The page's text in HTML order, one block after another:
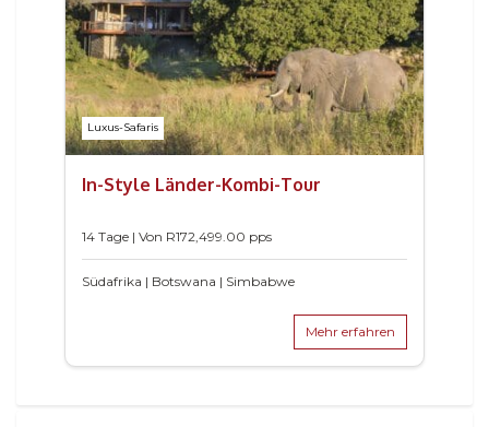
Luxus-Safaris
In-Style Länder-Kombi-Tour
14 Tage | Von R172,499.00 pps
Südafrika | Botswana | Simbabwe
Mehr erfahren